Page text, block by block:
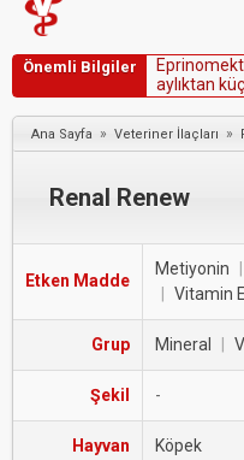
Önemli Bilgiler Eprinomekt
ayıktan küç
çünkübuy
testiyapılm
Ana Sayfa » Veteriner İlaçları »
Renal Renew
Etken Madde
Metiyonin
Vitamin
Grup Mineral
Şekil -
Hayvan Köpek